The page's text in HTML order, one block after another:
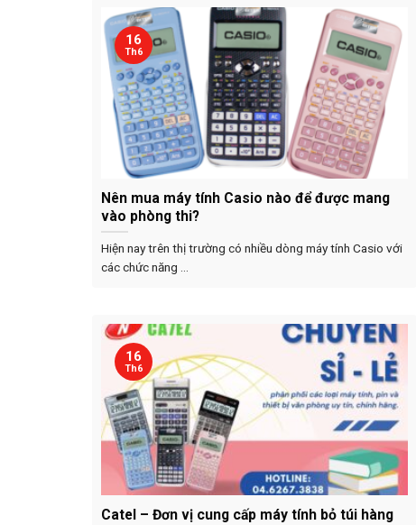
Nên mua máy tính Casio nào để được mang
vào phòng thi?
Hiện nay trên thị trường có nhiều dòng máy tính Casio với
các chức năng ...
16
Th6
Catel – Đơn vị cung cấp máy tính bỏ túi hàng
16
Th6